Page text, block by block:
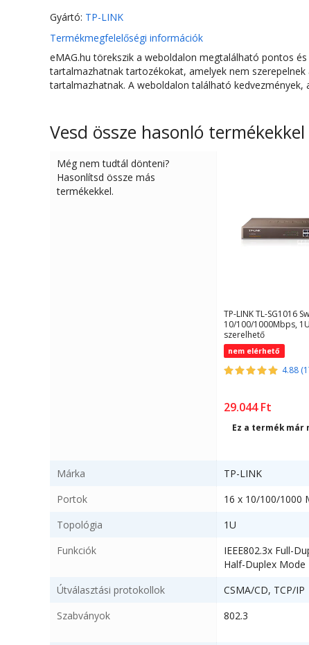
LED funkciók:
Műkődési hőmérséklet
Méretek (W x D x H mm)
Gyártó: TP-LINK
Termékmegfelelőségi információk
eMAG.hu törekszik a weboldalon megtalálható pontos
tartalmazhatnak tartozékokat, amelyek nem
tartalmazhatnak. A weboldalon található kedvezmények,
Vesd össze hasonló termékekkel
Még nem tudtál dönteni?
Hasonlítsd össze más
termékekkel.
TP-LINK TL-SG1016
10/100/1000Mbps,
szerelhető
nem elérhető
4.88
29.044Ft
Ez a termék már
Márka TP-LINK
Portok
16 x 10/100/1000
Topológia
1U
Funkciók
IEEE802.3x Full-
Half-Duplex Mode
Útválasztási protokollok
CSMA/CD, TCP/IP
Szabványok
802.3